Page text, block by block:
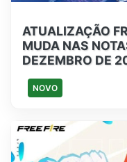
ATUALIZAÇÃO
MUDA NAS
DEZEMBRO DE
NOVO